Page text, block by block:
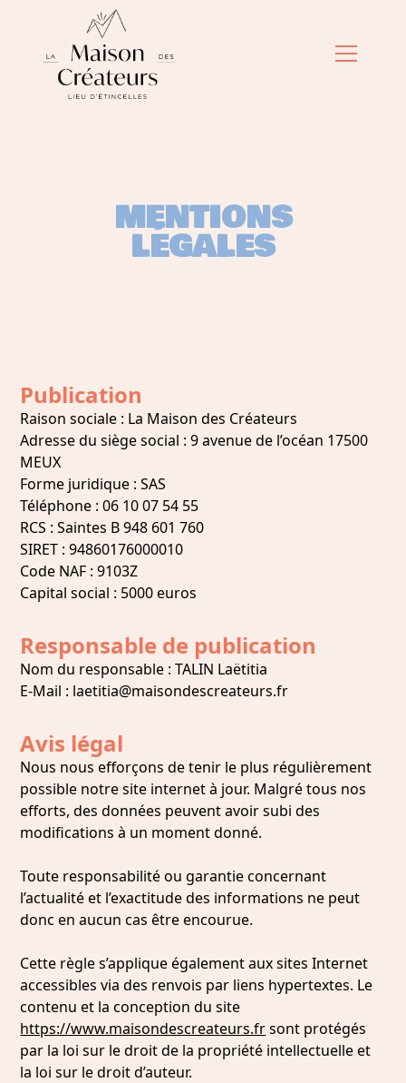
MENTIONS
LÉGALES
Publication
Raison sociale : La Maison des Créateurs
Adresse du siège social : 9 avenue de l’océan 17500
MEUX
Forme juridique : SAS
Téléphone : 06 10 07 54 55
RCS : Saintes B 948 601 760
SIRET : 94860176000010
Code NAF : 9103Z
Capital social : 5000 euros
Responsable de publication
Nom du responsable : TALIN Laëtitia
E-Mail : laetitia@maisondescreateurs.fr
Avis légal
Nous nous efforçons de tenir le plus régulièrement
possible notre site internet à jour. Malgré tous nos
efforts, des données peuvent avoir subi des
modifications à un moment donné.
Toute responsabilité ou garantie concernant
l’actualité et l’exactitude des informations ne peut
donc en aucun cas être encourue.
Cette règle s’applique également aux sites Internet
accessibles via des renvois par liens hypertextes. Le
contenu et la conception du site
https://www.maisondescreateurs.frsont protégés
par la loi sur le droit de la propriété intellectuelle et
la loi sur le droit d’auteur.